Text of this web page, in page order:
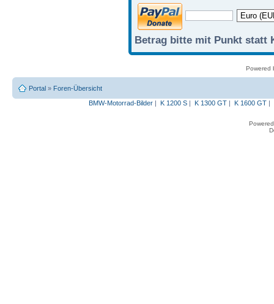
Betrag bitte mit Punkt statt
Powered
Portal » Foren-Übersicht
BMW-Motorrad-Bilder| K 1200 S| K 1300 GT| K 1600 GT|